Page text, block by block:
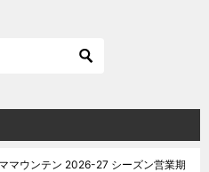
マウンテン 2026-27 シーズン営業期